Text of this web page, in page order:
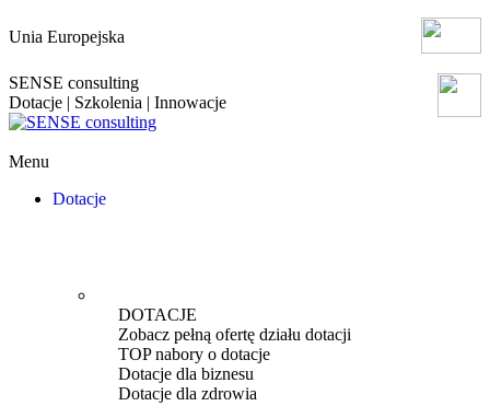
Unia Europejska
SENSE consulting
Dotacje | Szkolenia | Innowacje
Menu
Dotacje
DOTACJE
Zobacz pełną ofertę działu dotacji
TOP nabory o dotacje
Dotacje dla biznesu
Dotacje dla zdrowia